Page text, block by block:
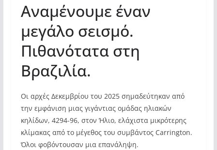
Αναμένουμε έναν
μεγάλο σεισμό.
Πιθανότατα στη
Βραζιλία.
Οι αρχές Δεκεμβρίου του 2025 σημαδεύτηκαν από
την εμφάνιση μιας γιγάντιας ομάδας ηλιακών
κηλίδων, 4294-96, στον Ήλιο, ελάχιστα μικρότερης
κλίμακας από το μέγεθος του συμβάντος Carrington.
Όλοι φοβόντουσαν μια επανάληψη.